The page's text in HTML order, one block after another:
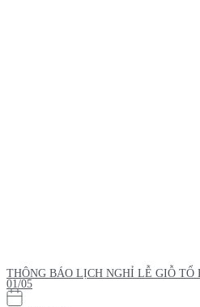
THÔNG BÁO LỊCH NGHỈ LỄ GIỖ TỔ
01/05